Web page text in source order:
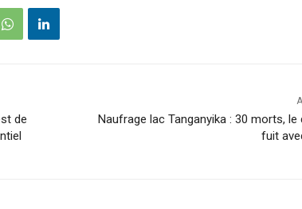
de
Naufrage lac Tanganyika : 30 morts,
fuit